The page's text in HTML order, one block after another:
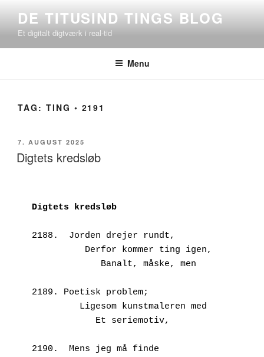
indhold
DE TITUSIND TINGS BLOG
Et digitalt digtværk i real-tid
Menu
TAG: TING ◦ 2191
UDGIVET
DEN
7. AUGUST 2025
Digtets kredsløb
Digtets kredsløb
2188.  Jorden drejer rundt,
          Derfor kommer ting igen,
             Banalt, måske, men
2189. Poetisk problem;
         Ligesom kunstmaleren med
            Et seriemotiv,
2190.  Mens jeg må finde